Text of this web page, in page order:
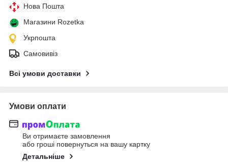
Нова Пошта
Магазини Rozetka
Укрпошта
Самовивіз
Всі умови доставки
Умови оплати
Ви отримаєте замовлення
або гроші повернуться на вашу картку
Детальніше